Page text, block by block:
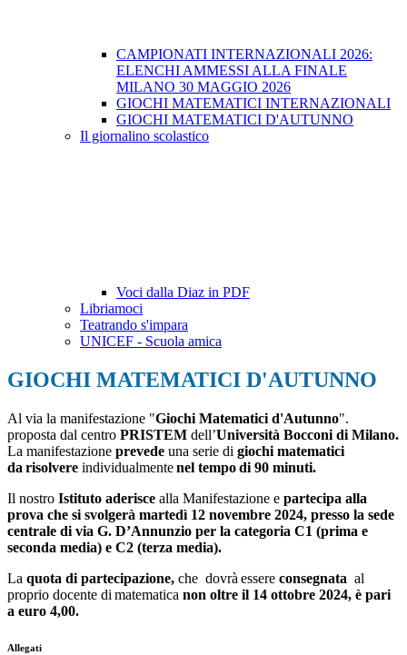
CAMPIONATI INTERNAZIONALI 2026:
ELENCHI AMMESSI ALLA FINALE
MILANO 30 MAGGIO 2026
GIOCHI MATEMATICI INTERNAZIONALI
GIOCHI MATEMATICI D'AUTUNNO
Il giornalino scolastico
Voci dalla Diaz in PDF
Libriamoci
Teatrando s'impara
UNICEF - Scuola amica
GIOCHI MATEMATICI D'AUTUNNO
Al via la manifestazione "Giochi Matematici d'Autunno".
proposta dal centro PRISTEM dell’Università Bocconi di Milano.
La manifestazione prevede una serie di giochi matematici
da risolvere individualmente nel tempo di 90 minuti.
Il nostro Istituto aderisce alla Manifestazione e partecipa alla
prova che si svolgerà martedì 12 novembre 2024, presso la sede
centrale di via G. D’Annunzio per la categoria C1 (prima e
seconda media) e C2 (terza media).
La quota di partecipazione, che dovrà essereconsegnata al
proprio docente di matematica non oltre il 14 ottobre 2024, è pari
a euro 4,00.
Allegati